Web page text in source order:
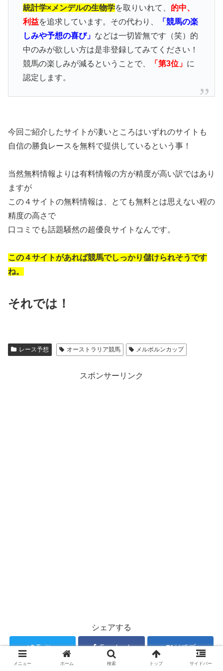
統計学×メンデルの生物学を取りいれて、 的中、
利益を追求しています。その代わり、
「競馬の楽
しみや予想の喜び」 などは一切皆無です（笑）的
中のみが欲しい方は是非登録してみてください！
競馬の楽しみが減るということで、
「第3位」 に
認定します。
今回ご紹介したサイトが凄いところはいずれのサイトも
自信の勝負レースを無料で提供しているという事！
当然無料情報よりは有料情報の方が精度が高い訳ではあり
ますが
この４サイトの無料情報は、とても無料とは思えない程の
精度の高さで
口コミでも話題騒然の超優良サイトなんです。
この４サイトがあれば競馬でしっかり儲けられそうです
ね。
それでは！
レース予想 オーストラリア競馬 メルボルンカップ
スポンサーリンク
シェアする
Twitter Facebook はてブ
メニュー ホーム 検索 トップ サイドバー